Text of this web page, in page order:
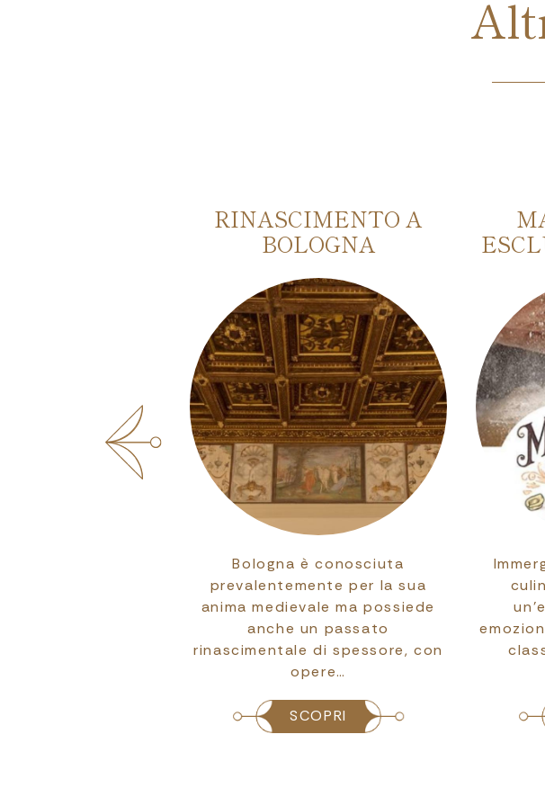
RINASCIMENTO A
BOLOGNA
Bologna è conosciuta
prevalentemente per la sua
anima medievale ma possiede
anche un passato
rinascimentale di spessore, con
opere…
SCOPRI